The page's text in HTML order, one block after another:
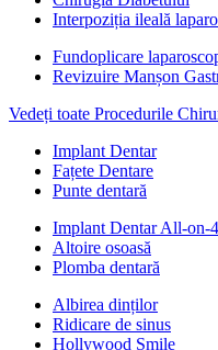
Interpoziția ileală
Fundoplicare
Revizuire Manșon
Vedeți toate Procedurile
Implant Dentar
Fațete Dentare
Punte dentară
Implant Dentar All-on-4
Altoire osoasă
Plomba dentară
Albirea dinților
Ridicare de sinus
Hollywood Smile